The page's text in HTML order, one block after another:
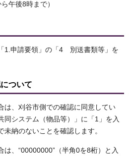
午後8時まで）
1.申請要領」の「4 別送書類等」を
ついて
は、刈谷市側での確認に同意してい
同システム（物品等）」に「1」を入
納のないことを確認します。
は、“00000000”（半角0を8桁）と入